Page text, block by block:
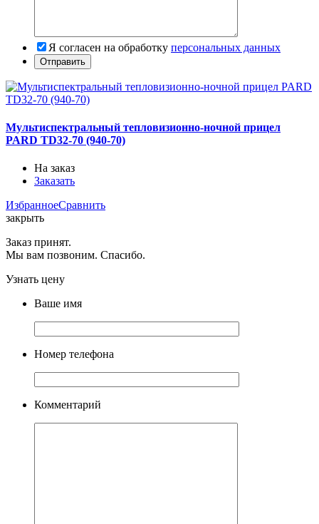
Я согласен на обработку персональных данных
Мультиспектральный тепловизионно-ночной прицел
PARD TD32-70 (940-70)
На заказ
Заказать
ИзбранноеСравнить
закрыть
Заказ принят.
Мы вам позвоним. Спасибо.
Узнать цену
Ваше имя
Номер телефона
Комментарий